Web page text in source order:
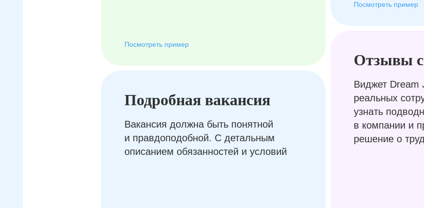
Посмотреть пример
Подробная вакансия
Вакансия должна быть понятной
и правдоподобной. С детальным
описанием обязанностей и условий
Отзывы
Виджет Dream
реальных
узнать
в компании и
решение о
Посмотреть пример